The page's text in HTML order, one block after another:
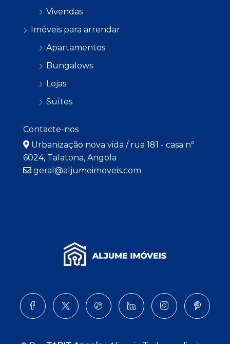
Vivendas
Imóveis para arrendar
Apartamentos
Bungalows
Lojas
Suítes
Contacte-nos
Urbanização nova vida / rua 181 - casa nº
6024, Talatona, Angola
geral@aljumeimoveis.com